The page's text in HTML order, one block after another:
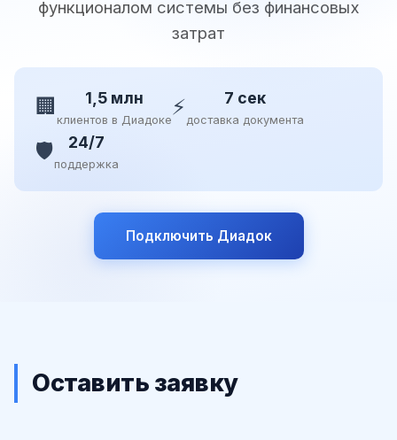
функционалом системы без финансовых
затрат
🏢 1,5 млн
клиентов в Диадоке⚡ 7 сек
доставка документа
🛡️ 24/7
поддержка
Подключить Диадок
Оставить заявку